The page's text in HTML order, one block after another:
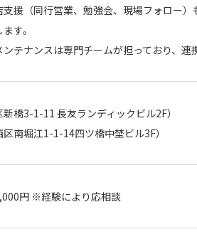
援（同行営業、勉強会、現場フォロー
す。
テナンスは専門チームが担っており、連
橋3-1-11 長友ランディックビル2F）
南堀江1-1-14四ツ橋中埜ビル3F）
円 ※経験により応相談